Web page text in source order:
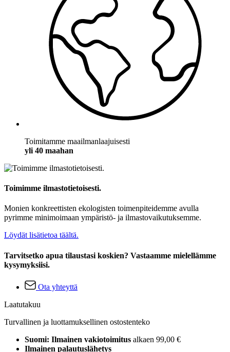
Toimitamme maailmanlaajuisesti
yli 40 maahan
Toimimme ilmastotietoisesti.
Monien konkreettisten ekologisten toimenpiteidemme avulla
pyrimme minimoimaan ympäristö- ja ilmastovaikutuksemme.
Löydät lisätietoa täältä.
Tarvitsetko apua tilaustasi koskien? Vastaamme mielellämme
kysymyksiisi.
Ota yhteyttä
Laatutakuu
Turvallinen ja luottamuksellinen ostostenteko
Suomi: Ilmainen vakiotoimitus alkaen 99,00 €
Ilmainen palautuslähetys